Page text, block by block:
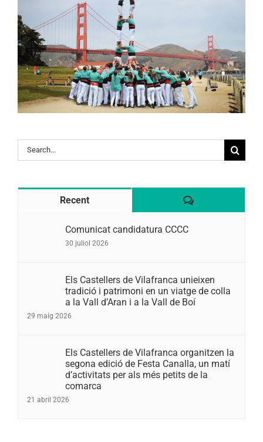
Search
for:
Recent Comentaris
Comunicat candidatura CCCC
30 juliol 2026
Els Castellers de Vilafranca unieixen
tradició i patrimoni en un viatge de colla
a la Vall d’Aran i a la Vall de Boí
29 maig 2026
Els Castellers de Vilafranca organitzen la
segona edició de Festa Canalla, un matí
d’activitats per als més petits de la
comarca
21 abril 2026